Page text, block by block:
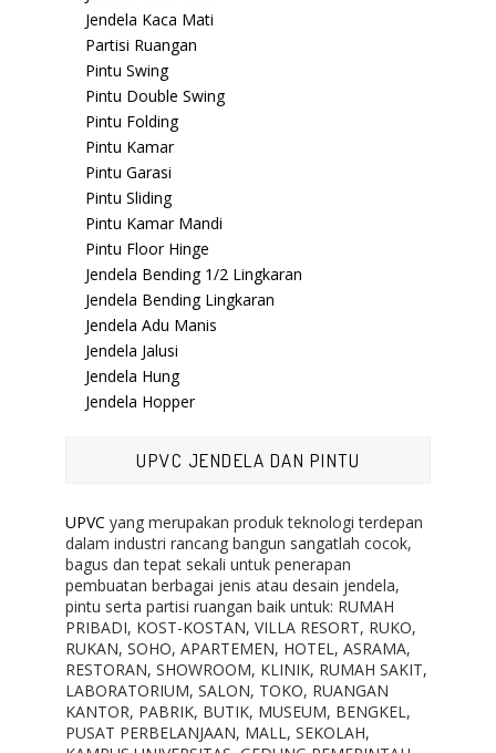
Jendela Kaca Mati
Partisi Ruangan
Pintu Swing
Pintu Double Swing
Pintu Folding
Pintu Kamar
Pintu Garasi
Pintu Sliding
Pintu Kamar Mandi
Pintu Floor Hinge
Jendela Bending 1/2 Lingkaran
Jendela Bending Lingkaran
Jendela Adu Manis
Jendela Jalusi
Jendela Hung
Jendela Hopper
UPVC JENDELA DAN PINTU
UPVC yang merupakan produk teknologi terdepan
dalam industri rancang bangun sangatlah cocok,
bagus dan tepat sekali untuk penerapan
pembuatan berbagai jenis atau desain jendela,
pintu serta partisi ruangan baik untuk: RUMAH
PRIBADI, KOST-KOSTAN, VILLA RESORT, RUKO,
RUKAN, SOHO, APARTEMEN, HOTEL, ASRAMA,
RESTORAN, SHOWROOM, KLINIK, RUMAH SAKIT,
LABORATORIUM, SALON, TOKO, RUANGAN
KANTOR, PABRIK, BUTIK, MUSEUM, BENGKEL,
PUSAT PERBELANJAAN, MALL, SEKOLAH,